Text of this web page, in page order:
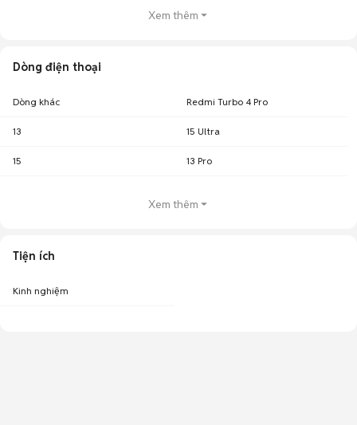
Xem thêm
Dòng điện thoại
Dòng khác Redmi Turbo 4 Pro
13 15 Ultra
15 13 Pro
Xem thêm
Tiện ích
Kinh nghiệm